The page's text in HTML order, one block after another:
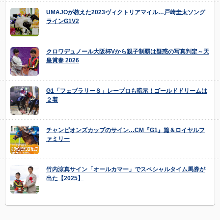
UMAJOが教えた2023ヴィクトリアマイル…戸崎圭太ソング
ラインG1V2
クロワデュノール大阪杯Vから親子制覇は疑惑の写真判定～天
皇賞春 2026
G1「フェブラリーＳ」レープロも暗示！ゴールドドリームは
２着
チャンピオンズカップのサイン…CM『G1』篇＆ロイヤルフ
ァミリー
竹内涼真サイン「オールカマー」でスペシャルタイム馬券が
出た【2025】